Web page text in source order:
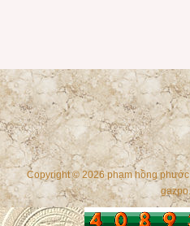
Copyright © 2026 phạm hồng